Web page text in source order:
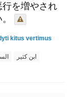
を増やされ
kitus vertimus
ابن كثير